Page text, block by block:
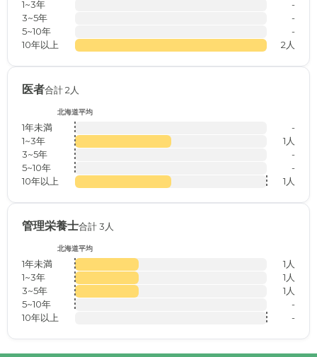
1~3年
-
3~5年
-
5~10年
-
10年以上
2人
医者合計 2人
北海道平均
1年未満
-
1~3年
1人
3~5年
-
5~10年
-
10年以上
1人
管理栄養士合計 3人
北海道平均
1年未満
1人
1~3年
1人
3~5年
1人
5~10年
-
10年以上
-